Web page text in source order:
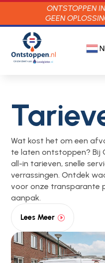
ONTSTOPPEN
GEEN
Wat kost het om een
te laten ontstoppen? Bij
all-in tarieven, snelle
verrassingen. Ontdek
voor onze transparante
aanpak.
Lees Meer